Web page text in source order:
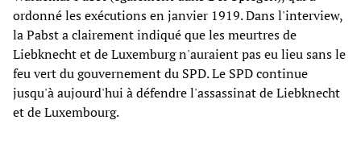
ordonné les exécutions en janvier 1919. Dans l'interview,
la Pabst a clairement indiqué que les meurtres de
Liebknecht et de Luxemburg n'auraient pas eu lieu sans le
feu vert du gouvernement du SPD. Le SPD continue
jusqu'à aujourd'hui à défendre l'assassinat de Liebknecht
et de Luxembourg.